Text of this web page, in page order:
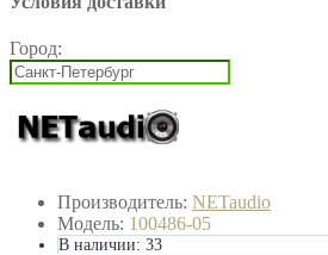
Город:
Производитель: NETaudio
Модель: 100486-05
В наличии: 33